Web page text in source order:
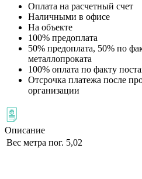
Оплата на расчетный счет
Наличными в офисе
На объекте
100% предоплата
50% предоплата, 50% по
металлопроката
100% оплата по факту
Отсрочка платежа после
организации
Описание
Вес метра пог. 5,02